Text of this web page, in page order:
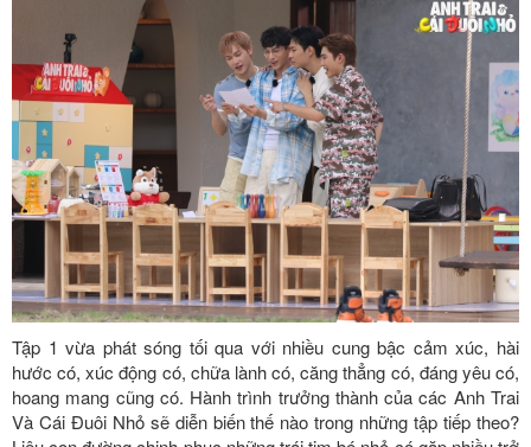
Tập 1 vừa phát sóng tối qua với nhiều cung bậc cảm xúc, hài
hước có, xúc động có, chữa lành có, căng thẳng có, đáng yêu có,
hoang mang cũng có. Hành trình trưởng thành của các Anh Trai
Và Cái Đuôi Nhỏ sẽ diễn biến thế nào trong những tập tiếp theo?